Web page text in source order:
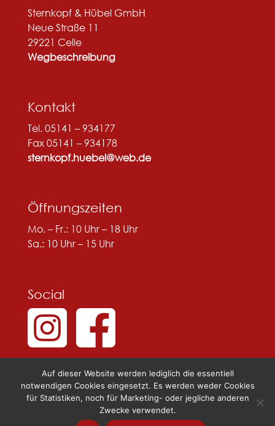
Sternkopf & Hübel GmbH
Neue Straße 11
29221 Celle
Wegbeschreibung
Kontakt
Tel. 05141 – 934177
Fax 05141 – 934178
sternkopf.huebel@web.de
Öffnungszeiten
Mo. – Fr.: 10 Uhr – 18 Uhr
Sa.: 10 Uhr – 15 Uhr
Social
© 2025 Sternkopf & Hübel |
Auf dieser Website werden lediglich die essentiell
notwendigen Cookies eingesetzt. Es werden weder Cookies
für Statistiken, noch für Marketing- oder jegliche anderen
Zwecke verwendet.